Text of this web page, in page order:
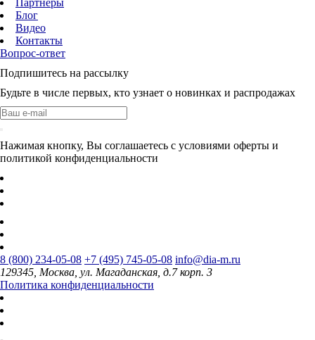
Партнеры
Блог
Видео
Контакты
Вопрос-ответ
Подпишитесь на рассылку
Будьте в числе первых, кто узнает о новинках и распродажах
Нажимая кнопку, Вы соглашаетесь с условиями оферты и
политикой конфиденциальности
8 (800) 234-05-08 +7 (495) 745-05-08 info@dia-m.ru
129345, Москва, ул. Магаданская, д.7 корп. 3
Политика конфиденциальности